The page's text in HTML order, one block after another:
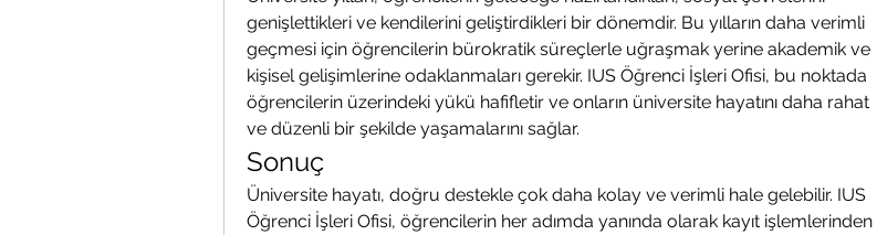
genişlettikleri ve kendilerini geliştirdikleri bir dönemdir. Bu yılların daha verimli
geçmesi için öğrencilerin bürokratik süreçlerle uğraşmak yerine akademik ve
kişisel gelişimlerine odaklanmaları gerekir. IUS Öğrenci İşleri Ofisi, bu noktada
öğrencilerin üzerindeki yükü hafifletir ve onların üniversite hayatını daha rahat
ve düzenli bir şekilde yaşamalarını sağlar.
Sonuç
Üniversite hayatı, doğru destekle çok daha kolay ve verimli hale gelebilir. IUS
Öğrenci İşleri Ofisi, öğrencilerin her adımda yanında olarak kayıt işlemlerinden